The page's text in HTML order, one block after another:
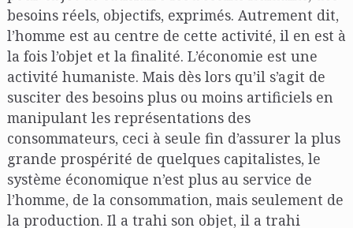
besoins réels, objectifs, exprimés. Autrement dit,
l’homme est au centre de cette activité, il en est à
la fois l’objet et la finalité. L’économie est une
activité humaniste. Mais dès lors qu’il s’agit de
susciter des besoins plus ou moins artificiels en
manipulant les représentations des
consommateurs, ceci à seule fin d’assurer la plus
grande prospérité de quelques capitalistes, le
système économique n’est plus au service de
l’homme, de la consommation, mais seulement de
la production. Il a trahi son objet, il a trahi